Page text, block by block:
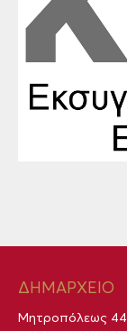
ΔΗΜΑΡΧΕΙΟ
Μητροπόλεως 44